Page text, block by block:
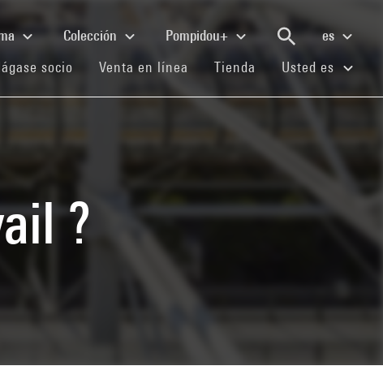
Colección Pompidou+
es
socio (current)
Venta en línea (current)
Tienda (current)
Usted es
?